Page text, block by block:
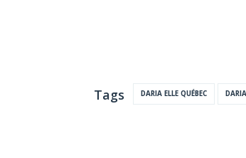
Tags DARIA ELLE QUÉBEC